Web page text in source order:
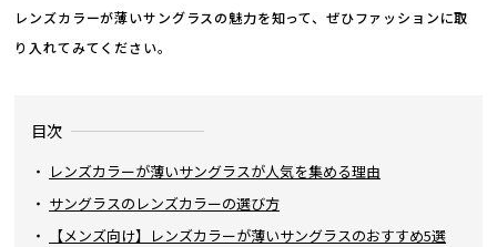
レンズカラーが薄いサングラスの魅力を知って、ぜひファッションに取
り入れてみてください。
目次
レンズカラーが薄いサングラスが人気を集める理由
サングラスのレンズカラーの選び方
【メンズ向け】レンズカラーが薄いサングラスのおすすめ5選